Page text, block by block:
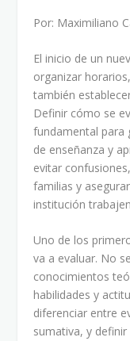
Por: Maximiliano
El inicio de un
organizar
también
Definir cómo se
fundamental para
de enseñanza y
evitar
familias y
institución
Uno de los
va a evaluar. No
conocimientos
habilidades y
diferenciar entre
sumativa, y